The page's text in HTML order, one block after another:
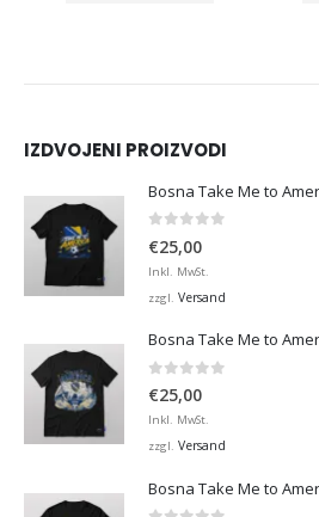
IZDVOJENI PROIZVODI
Bosna Take Me to
€25,00
Inkl. MwSt.
zzgl. Versand
Bosna Take Me to
0 von 5
€25,00
Inkl. MwSt.
zzgl. Versand
Bosna Take Me to